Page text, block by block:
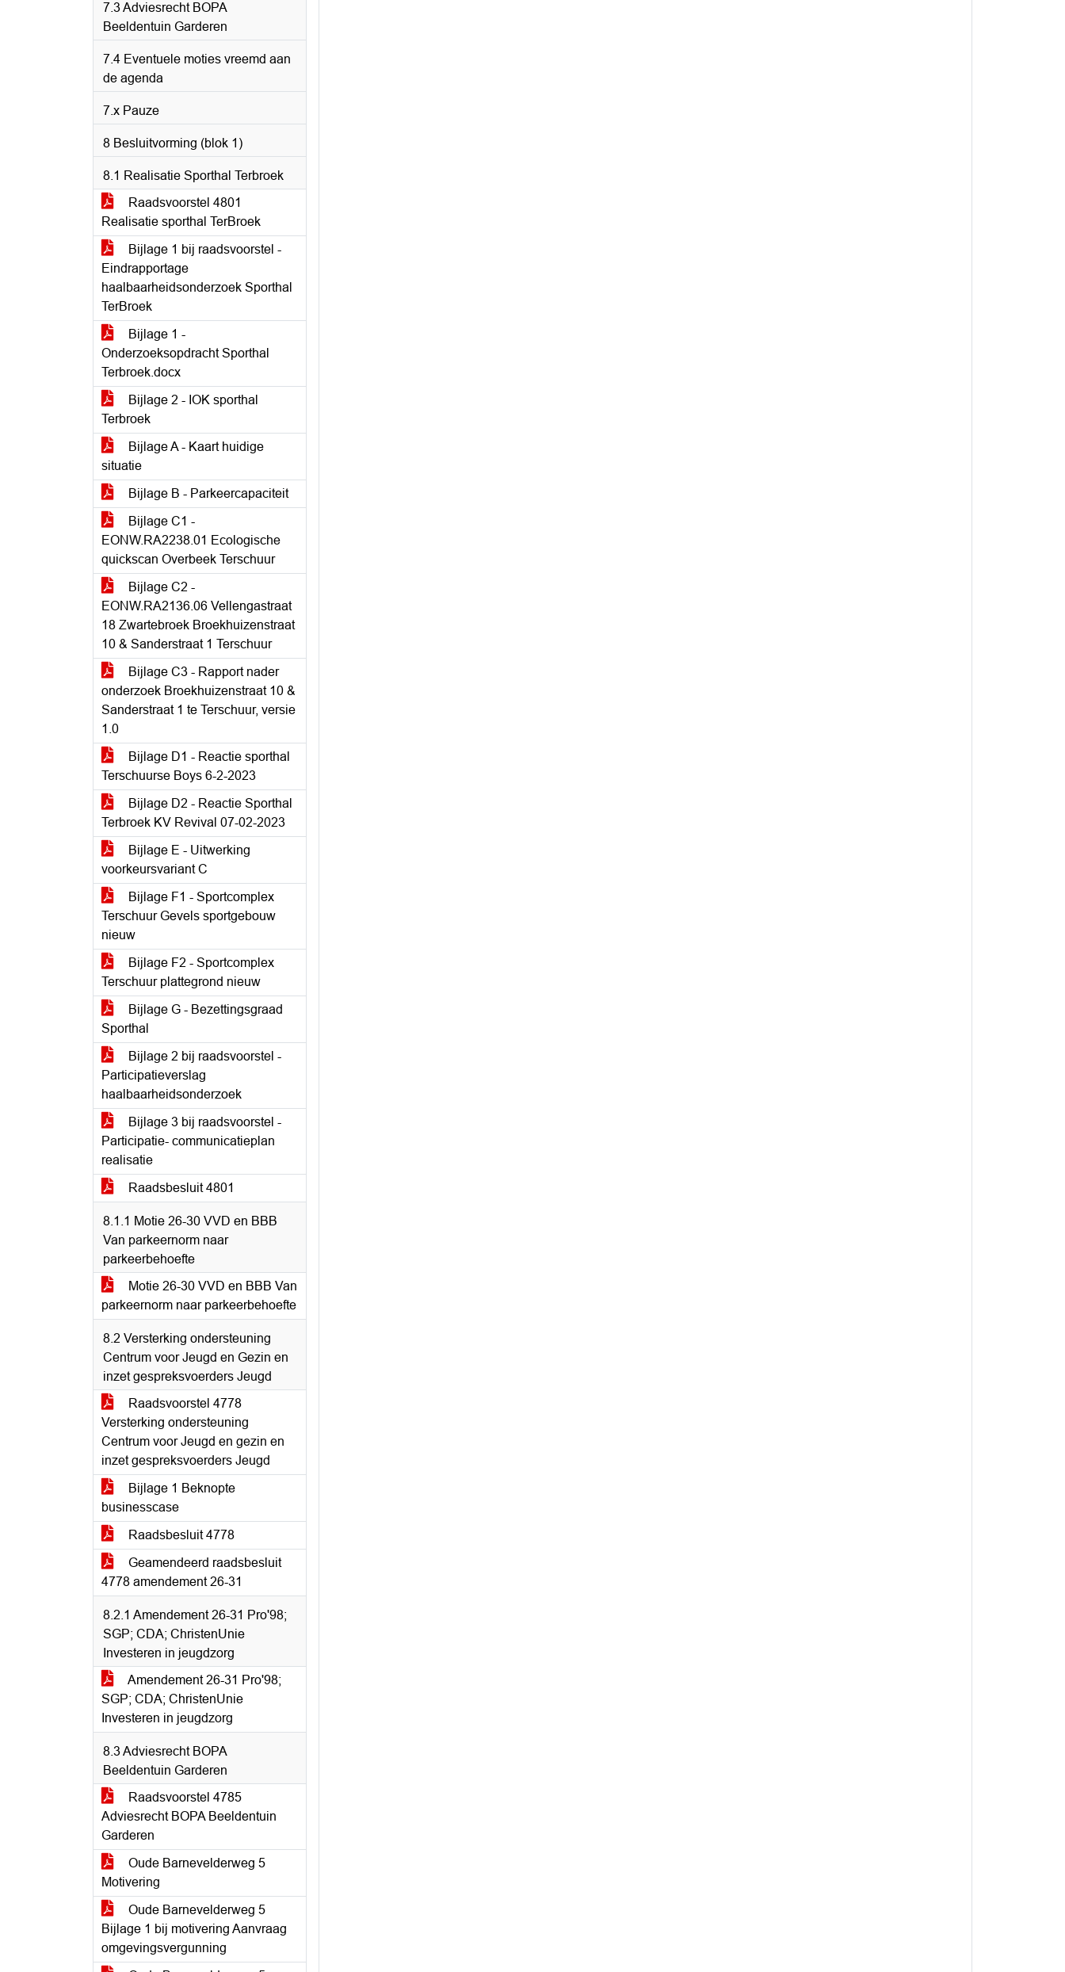
7.3 Adviesrecht BOPA
Beeldentuin Garderen
7.4 Eventuele moties vreemd aan
de agenda
7.x Pauze
8 Besluitvorming (blok 1)
8.1 Realisatie Sporthal Terbroek
Raadsvoorstel 4801
Realisatie sporthal TerBroek
Bijlage 1 bij raadsvoorstel -
Eindrapportage
haalbaarheidsonderzoek Sporthal
TerBroek
Bijlage 1 -
Onderzoeksopdracht Sporthal
Terbroek.docx
Bijlage 2 - IOK sporthal
Terbroek
Bijlage A - Kaart huidige
situatie
Bijlage B - Parkeercapaciteit
Bijlage C1 -
EONW.RA2238.01 Ecologische
quickscan Overbeek Terschuur
Bijlage C2 -
EONW.RA2136.06 Vellengastraat
18 Zwartebroek Broekhuizenstraat
10 & Sanderstraat 1 Terschuur
Bijlage C3 - Rapport nader
onderzoek Broekhuizenstraat 10 &
Sanderstraat 1 te Terschuur, versie
1.0
Bijlage D1 - Reactie sporthal
Terschuurse Boys 6-2-2023
Bijlage D2 - Reactie Sporthal
Terbroek KV Revival 07-02-2023
Bijlage E - Uitwerking
voorkeursvariant C
Bijlage F1 - Sportcomplex
Terschuur Gevels sportgebouw
nieuw
Bijlage F2 - Sportcomplex
Terschuur plattegrond nieuw
Bijlage G - Bezettingsgraad
Sporthal
Bijlage 2 bij raadsvoorstel -
Participatieverslag
haalbaarheidsonderzoek
Bijlage 3 bij raadsvoorstel -
Participatie- communicatieplan
realisatie
Raadsbesluit 4801
8.1.1 Motie 26-30 VVD en BBB
Van parkeernorm naar
parkeerbehoefte
Motie 26-30 VVD en BBB Van
parkeernorm naar parkeerbehoefte
8.2 Versterking ondersteuning
Centrum voor Jeugd en Gezin en
inzet gespreksvoerders Jeugd
Raadsvoorstel 4778
Versterking ondersteuning
Centrum voor Jeugd en gezin en
inzet gespreksvoerders Jeugd
Bijlage 1 Beknopte
businesscase
Raadsbesluit 4778
Geamendeerd raadsbesluit
4778 amendement 26-31
8.2.1 Amendement 26-31 Pro'98;
SGP; CDA; ChristenUnie
Investeren in jeugdzorg
Amendement 26-31 Pro'98;
SGP; CDA; ChristenUnie
Investeren in jeugdzorg
8.3 Adviesrecht BOPA
Beeldentuin Garderen
Raadsvoorstel 4785
Adviesrecht BOPA Beeldentuin
Garderen
Oude Barnevelderweg 5
Motivering
Oude Barnevelderweg 5
Bijlage 1 bij motivering Aanvraag
omgevingsvergunning